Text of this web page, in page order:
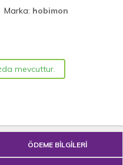
Marka: hobimon
mevcuttur.
ÖDEME BİLGİLERİ